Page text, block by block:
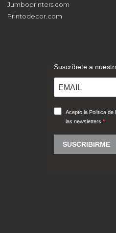
Jumboprinters.com
Printodecor.com